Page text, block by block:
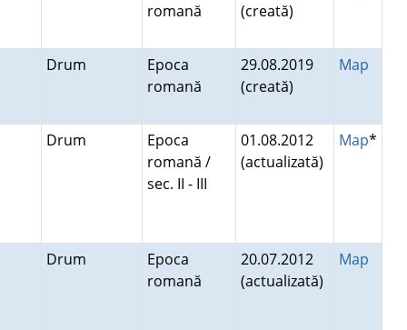
romană
(creată)
Drum
Epoca
romană
29.08.2019
(creată)
Map
Drum
Epoca
romană /
sec. II - III
01.08.2012
(actualizată)
Map*
Drum
Epoca
romană
20.07.2012
(actualizată)
Map